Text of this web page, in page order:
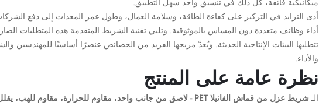
ميكانيكية فائقة، كل ذلك في تنسيق واحد سهل التطبيق.
أدى التزايد في التركيز على كفاءة الطاقة، وسلامة العمال، وطول عمر المعدات إلى دفع
أداء وظائف متعددة دون المساس بالموثوقية. وتلبي تقنية الشريط المتقدمة هذه المتطلبات
تتطلبها البيئات الإنتاجية الحديثة. ويُعدّ مزيجها الفريد من الخصائص عنصرًا أساسيًا للمهندسين
والأداء.
نظرة عامة على المنتج
الـ شريط عزل من قماش الفانيلا PET - لاصق من جانب واحد، مقاوم للحرارة، مقاوم للهب، يقلل الضوضاء ويُمتص الصدمات